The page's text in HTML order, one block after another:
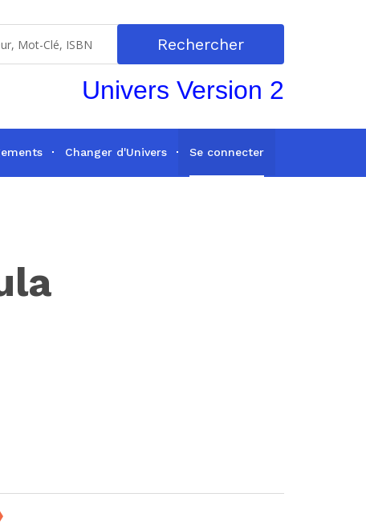
Rechercher
Univers Version 2
Changer d'Univers Se connecter